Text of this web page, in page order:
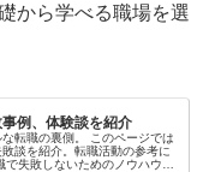
から学べる職場を選
例、体験談を紹介
転職の裏側。 このページでは
談を紹介。転職活動の参考に
で失敗しないためのノウハウ